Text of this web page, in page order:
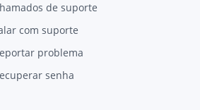
de suporte
com suporte
problema
senha